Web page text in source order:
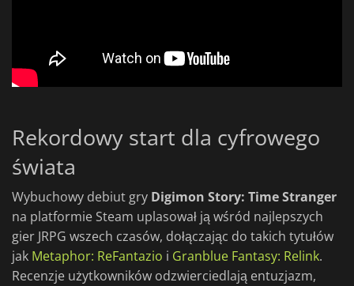
Rekordowy start dla cyfrowego
świata
Wybuchowy debiut gry Digimon Story: Time Stranger
na platformie Steam uplasował ją wśród najlepszych
gier JRPG wszech czasów, dołączając do takich tytułów
jak Metaphor: ReFantazio i Granblue Fantasy: Relink.
Recenzje użytkowników odzwierciedlają entuzjazm,